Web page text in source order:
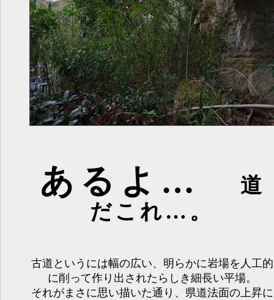
あるよ…
道
だこれ…。
古道というには幅の広い、明らかに岩場を人工的
に削って作り出されたらしき細長い平場。
それがまさに思い描いた通り、県道法面の上昇に